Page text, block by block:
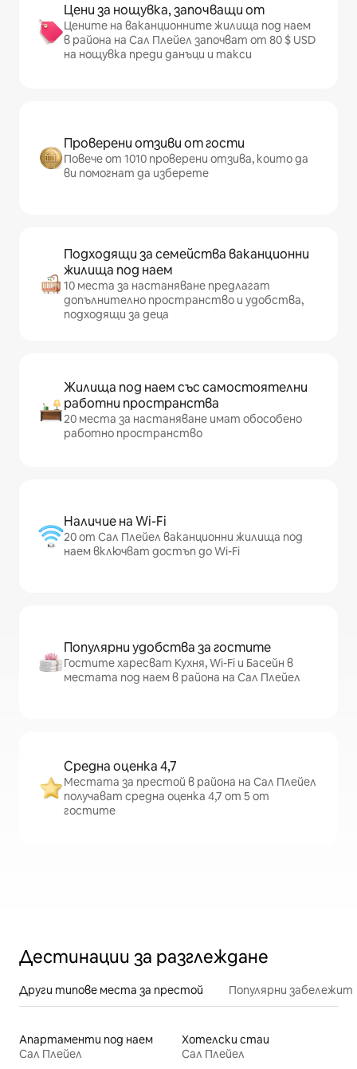
Цени за нощувка, започващи от
Цените на ваканционните жилища под наем
в района на Сал Плейел започват от 80 $ USD
на нощувка преди данъци и такси
Проверени отзиви от гости
Повече от 1010 проверени отзива, които да
ви помогнат да изберете
Подходящи за семейства ваканционни
жилища под наем
10 места за настаняване предлагат
допълнително пространство и удобства,
подходящи за деца
Жилища под наем със самостоятелни
работни пространства
20 места за настаняване имат обособено
работно пространство
Наличие на Wi-Fi
20 от Сал Плейел ваканционни жилища под
наем включват достъп до Wi-Fi
Популярни удобства за гостите
Гостите харесват Кухня, Wi-Fi и Басейн в
местата под наем в района на Сал Плейел
Средна оценка 4,7
Местата за престой в района на Сал Плейел
получават средна оценка 4,7 от 5 от
гостите
Дестинации за разглеждане
Други типове места за престой Популярни
Апартаменти под наем
Сал Плейел
Хотелски стаи
Сал Плейел